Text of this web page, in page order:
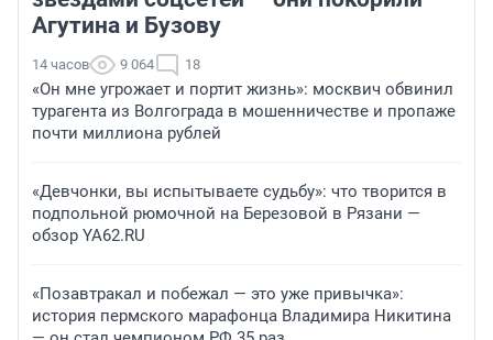
Агутина и Бузову
14 часов 9 064 18
«Он мне угрожает и портит жизнь»: москвич обвинил
турагента из Волгограда в мошенничестве и пропаже
почти миллиона рублей
«Девчонки, вы испытываете судьбу»: что творится в
подпольной рюмочной на Березовой в Рязани —
обзор YA62.RU
«Позавтракал и побежал — это уже привычка»:
история пермского марафонца Владимира Никитина